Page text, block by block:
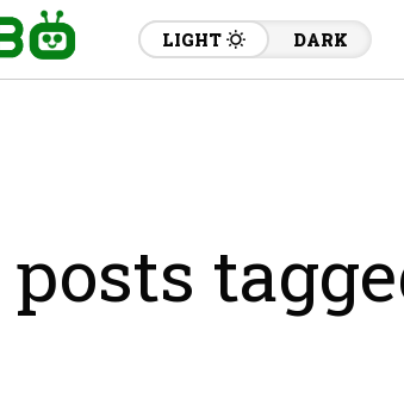
LIGHT DARK